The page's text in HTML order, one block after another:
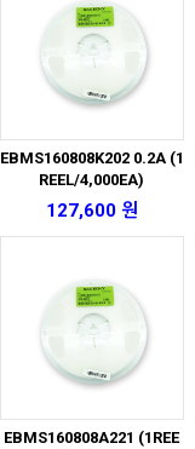
EBMS160808K202 0.2A (1
REEL/4,000EA)
127,600 원
EBMS160808A221 (1REE